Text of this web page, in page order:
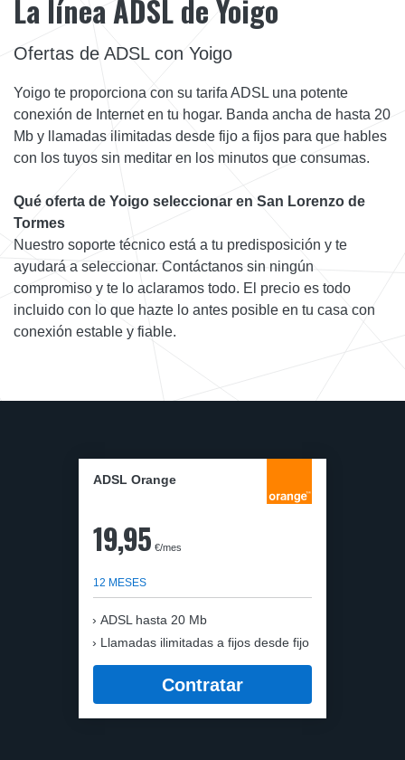
La línea ADSL de Yoigo
Ofertas de ADSL con Yoigo
Yoigo te proporciona con su tarifa ADSL una potente
conexión de Internet en tu hogar. Banda ancha de hasta 20
Mb y llamadas ilimitadas desde fijo a fijos para que hables
con los tuyos sin meditar en los minutos que consumas.
Qué oferta de Yoigo seleccionar en San Lorenzo de
Tormes
Nuestro soporte técnico está a tu predisposición y te
ayudará a seleccionar. Contáctanos sin ningún
compromiso y te lo aclaramos todo. El precio es todo
incluido con lo que hazte lo antes posible en tu casa con
conexión estable y fiable.
ADSL Orange
19,95 €/mes
12 MESES
ADSL hasta 20 Mb
Llamadas ilimitadas a fijos desde fijo
Contratar